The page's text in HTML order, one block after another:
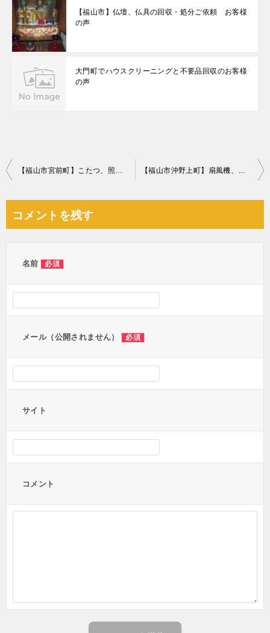
【福山市】仏壇、仏具の回収・処分ご依頼 お客様
の声
大門町でハウスクリーニングと不要品回収のお客様
の声
投
ビ
【福山市宮前町】こたつ、照明器具、一般ごみ等の回収・処分ご依頼 【福山市沖野上町】扇風機、布団、かご、スタンド物干し等の回収
コメントを残す
名前 必須
メール（公開されません） 必須
サイト
コメント